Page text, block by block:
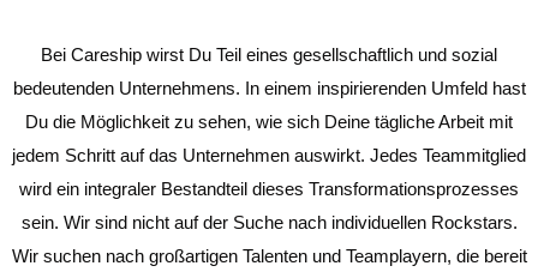
Bei Careship wirst Du Teil eines gesellschaftlich und sozial
bedeutenden Unternehmens. In einem inspirierenden Umfeld hast
Du die Möglichkeit zu sehen, wie sich Deine tägliche Arbeit mit
jedem Schritt auf das Unternehmen auswirkt. Jedes Teammitglied
wird ein integraler Bestandteil dieses Transformationsprozesses
sein. Wir sind nicht auf der Suche nach individuellen Rockstars.
Wir suchen nach großartigen Talenten und Teamplayern, die bereit